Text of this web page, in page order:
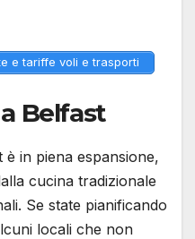
e tariffe voli e trasporti
Belfast
è in piena espansione,
cucina tradizionale
Se state pianificando
locali che non